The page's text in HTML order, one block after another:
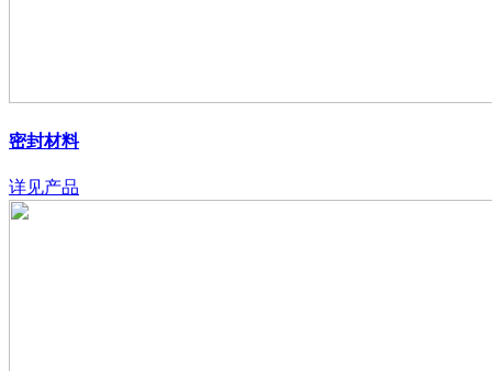
密封材料
详见产品